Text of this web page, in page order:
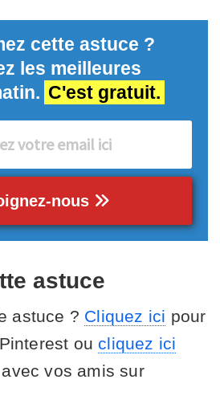
cette astuce ?
les meilleures
C'est gratuit.
nous
astuce
astuce ? Cliquez ici pour
ou cliquez ici
vos amis sur